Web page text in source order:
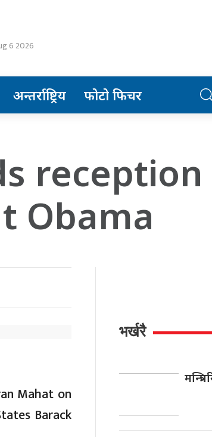
6 2026
अन्तर्राष्ट्रिय फोटो फिचर
reception
Obama
Mahat on
Barack
भर्खरै